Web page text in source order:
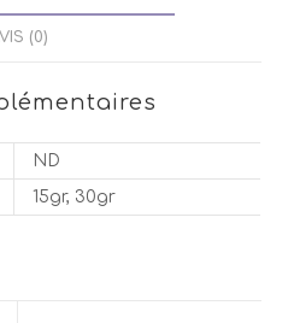
(0)
ND
15gr, 30gr